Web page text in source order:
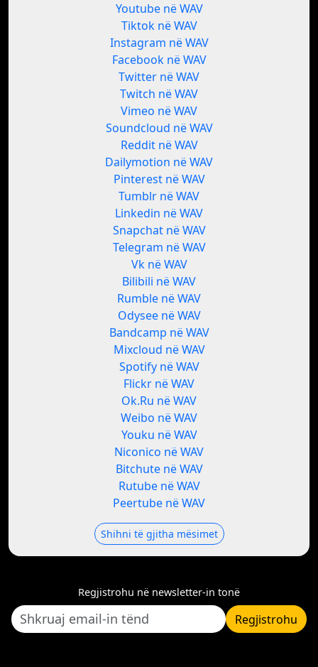
Youtube në WAV
Tiktok në WAV
Instagram në WAV
Facebook në WAV
Twitter në WAV
Twitch në WAV
Vimeo në WAV
Soundcloud në WAV
Reddit në WAV
Dailymotion në WAV
Pinterest në WAV
Tumblr në WAV
Linkedin në WAV
Snapchat në WAV
Telegram në WAV
Vk në WAV
Bilibili në WAV
Rumble në WAV
Odysee në WAV
Bandcamp në WAV
Mixcloud në WAV
Spotify në WAV
Flickr në WAV
Ok.Ru në WAV
Weibo në WAV
Youku në WAV
Niconico në WAV
Bitchute në WAV
Rutube në WAV
Peertube në WAV
Shihni të gjitha mësimet
Regjistrohu në newsletter-in tonë
Regjistrohu